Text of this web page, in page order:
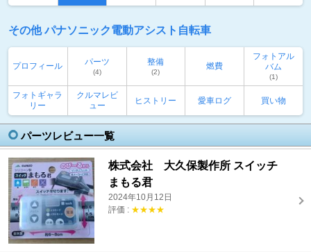
その他 パナソニック電動アシスト自転車
プロフィール パーツ
(4)
整備
(2)
燃費
フォトアル
バム
(1)
フォトギャラ
リー
クルマレビ
ュー
ヒストリー 愛車ログ 買い物
パーツレビュー一覧
株式会社 大久保製作所 スイッチ
まもる君
2024年10月12日
評価 : ★★★★